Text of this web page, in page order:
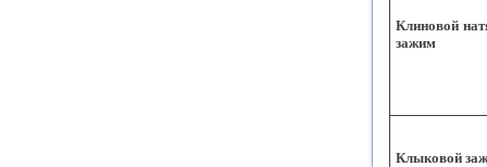
Клиновой
зажим
Клыковой